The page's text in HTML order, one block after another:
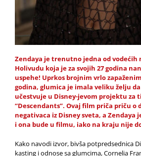
Zendaya je trenutno jedna od vodećih
Holivudu koja je za svojih 27 godina
uspehe! Uprkos brojnim vrlo
godina, glumica je imala veliku želju
učestvuje u Disney-jevom projektu za
“Descendants”. Ovaj film priča priču o
negativaca iz Disney sveta, a Zendaya
i ona bude u filmu, iako na kraju nije
Kako navodi izvor, bivša potpredsednica
kasting i odnose sa glumcima, Cornelia